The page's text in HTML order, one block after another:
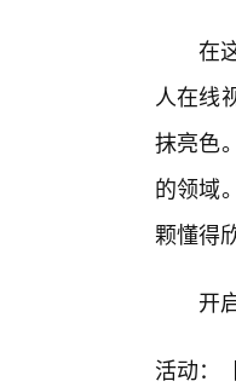
在
人在线
抹亮色
的领域
颗懂得
开
活动：